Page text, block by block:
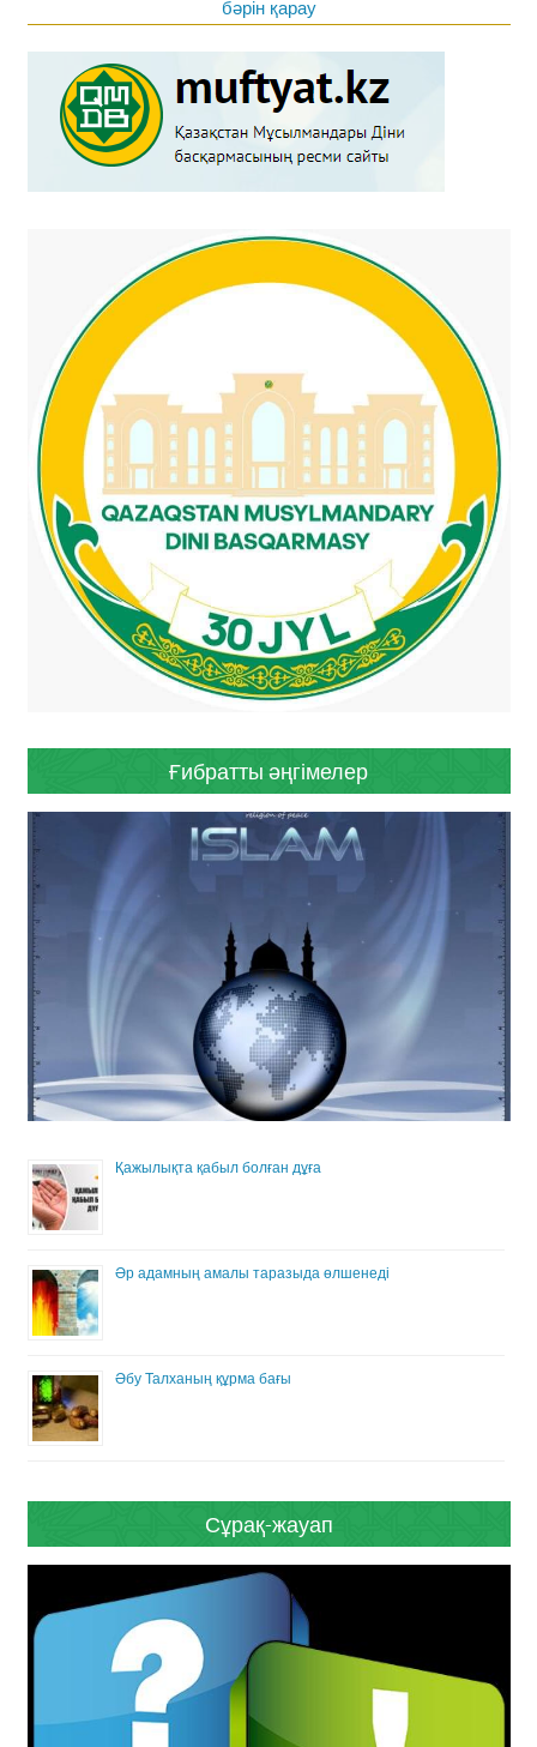
бәрін қарау
Ғибратты әңгімелер
Қажылықта қабыл болған дұға
Әр адамның амалы таразыда өлшенеді
Әбу Талханың құрма бағы
Сұрақ-жауап